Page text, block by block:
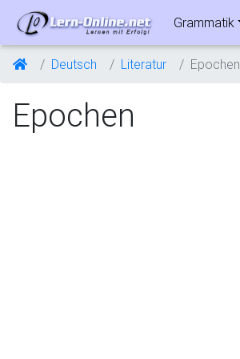
Grammatik
Deutsch Literatur Epochen
Epochen